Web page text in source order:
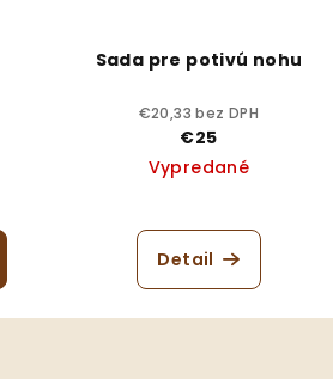
Sada pre potivú nohu
€20,33 bez DPH
€25
Vypredané
Detail